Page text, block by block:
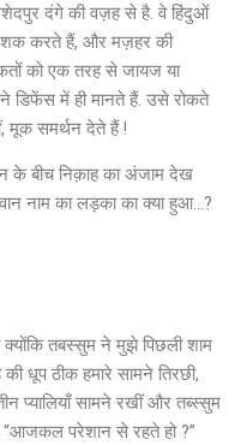
दंगे की वज़ह से है. वे हिंदुओं
करते हैं, और मज़हर की
को एक तरह से जायज या
डिफेंस में ही मानते हैं. उसे रोकते
मूक समर्थन देते हैं !
के बीच निक़ाह का अंजाम देख
नाम का लड़का का क्या हुआ…?
क्योंकि तबस्सुम ने मुझे पिछली शाम
धूप ठीक हमारे सामने तिरछी,
प्यालियाँ सामने रखीं और तब्स्सुम
“आजकल परेशान से रहते हो ?”